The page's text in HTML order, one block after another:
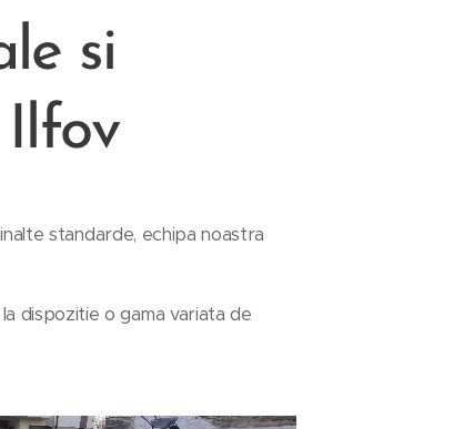
si
Ilfov
standarde, echipa noastra
dispozitie o gama variata de